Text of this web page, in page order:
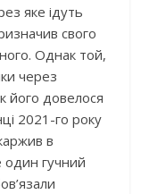
яке ідуть
свого
Однак той,
через
його довелося
2021-го року
в
один гучний